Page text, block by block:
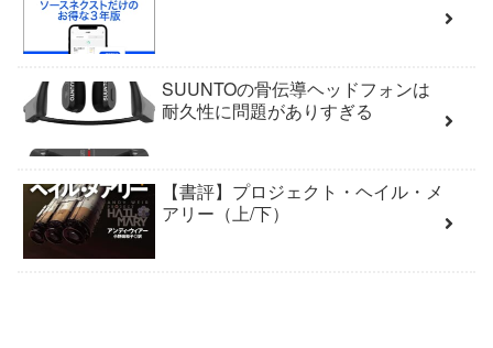
SUUNTOの骨伝導ヘッドフォンは
耐久性に問題がありすぎる
【書評】プロジェクト・ヘイル・メ
アリー（上/下）